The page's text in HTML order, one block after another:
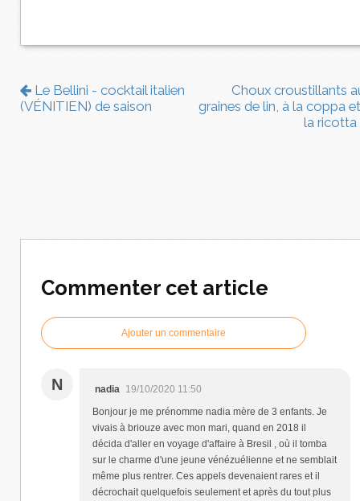
Le Bellini - cocktail italien
(VÉNITIEN) de saison
Choux croustillants
graines de lin, à la coppa
la ricotta
Commenter cet article
Ajouter un commentaire
N nadia
19/10/2020 11:50
Bonjour je me prénomme nadia mère de 3 enfants. Je
vivais à briouze avec mon mari, quand en 2018 il
décida d'aller en voyage d'affaire à Bresil , où il tomba
sur le charme d'une jeune vénézuélienne et ne semblait
même plus rentrer. Ces appels devenaient rares et il
décrochait quelquefois seulement et après du tout plus